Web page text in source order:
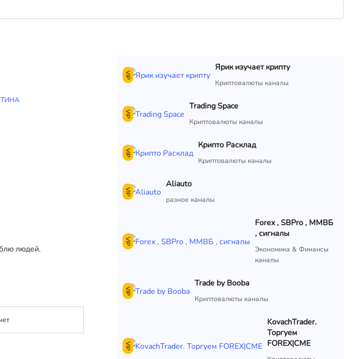
людей.
VIP
Ярик изучает крипту
Криптовалюты каналы
VIP
Trading Space
Криптовалюты каналы
VIP
Крипто Расклад
Криптовалюты каналы
VIP
Aliauto
разное каналы
VIP
Forex , SBPro , ММВБ
, сигналы
Экономика & Финансы
каналы
VIP
Trade by Booba
Криптовалюты каналы
VIP
KovachTrader.
Торгуем
FOREX|CME